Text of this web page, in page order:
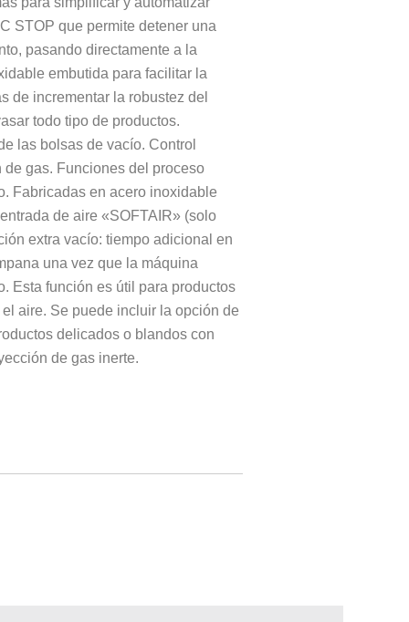
STOP que permite detener una
pasando directamente a la
embutida para facilitar la
de incrementar la robustez del
todo tipo de productos.
las bolsas de vacío. Control
gas. Funciones del proceso
Fabricadas en acero inoxidable
de aire «SOFTAIR» (solo
extra vacío: tiempo adicional en
una vez que la máquina
Esta función es útil para productos
aire. Se puede incluir la opción de
delicados o blandos con
de gas inerte.